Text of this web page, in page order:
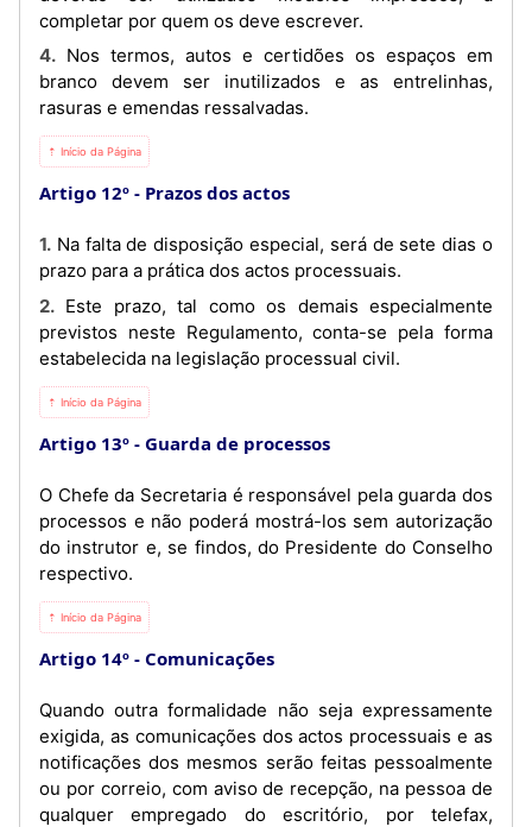
completar por quem os deve escrever.
4. Nos termos, autos e certidões os espaços em
branco devem ser inutilizados e as entrelinhas,
rasuras e emendas ressalvadas.
⇡ Início da Página
Artigo 12º Prazos dos actos
1. Na falta de disposição especial, será de sete dias o
prazo para a prática dos actos processuais.
2. Este prazo, tal como os demais especialmente
previstos neste Regulamento, conta-se pela forma
estabelecida na legislação processual civil.
⇡ Início da Página
Artigo 13º Guarda de processos
O Chefe da Secretaria é responsável pela guarda dos
processos e não poderá mostrá-los sem autorização
do instrutor e, se findos, do Presidente do Conselho
respectivo.
⇡ Início da Página
Artigo 14º Comunicações
Quando outra formalidade não seja expressamente
exigida, as comunicações dos actos processuais e as
notificações dos mesmos serão feitas pessoalmente
ou por correio, com aviso de recepção, na pessoa de
qualquer empregado do escritório, por telefax,